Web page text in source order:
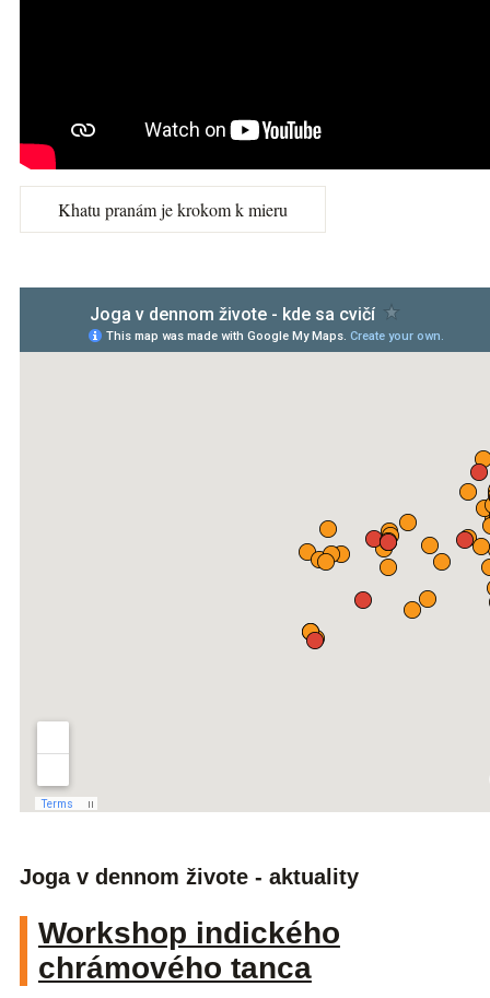
Khatu pranám je krokom k mieru
Joga v dennom živote - aktuality
Workshop indického
chrámového tanca